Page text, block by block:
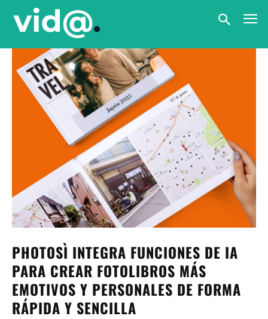
PHOTOSÌ INTEGRA FUNCIONES DE IA
PARA CREAR FOTOLIBROS MÁS
EMOTIVOS Y PERSONALES DE FORMA
RÁPIDA Y SENCILLA